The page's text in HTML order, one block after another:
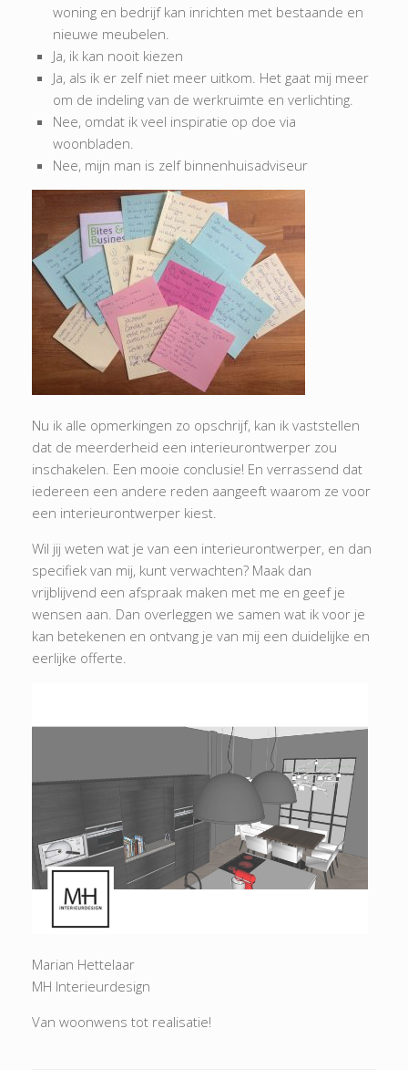
woning en bedrijf kan inrichten met bestaande en
nieuwe meubelen.
Ja, ik kan nooit kiezen
Ja, als ik er zelf niet meer uitkom. Het gaat mij meer
om de indeling van de werkruimte en verlichting.
Nee, omdat ik veel inspiratie op doe via
woonbladen.
Nee, mijn man is zelf binnenhuisadviseur
Nu ik alle opmerkingen zo opschrijf, kan ik vaststellen
dat de meerderheid een interieurontwerper zou
inschakelen. Een mooie conclusie! En verrassend dat
iedereen een andere reden aangeeft waarom ze voor
een interieurontwerper kiest.
Wil jij weten wat je van een interieurontwerper, en dan
specifiek van mij, kunt verwachten? Maak dan
vrijblijvend een afspraak maken met me en geef je
wensen aan. Dan overleggen we samen wat ik voor je
kan betekenen en ontvang je van mij een duidelijke en
eerlijke offerte.
Marian Hettelaar
MH Interieurdesign
Van woonwens tot realisatie!